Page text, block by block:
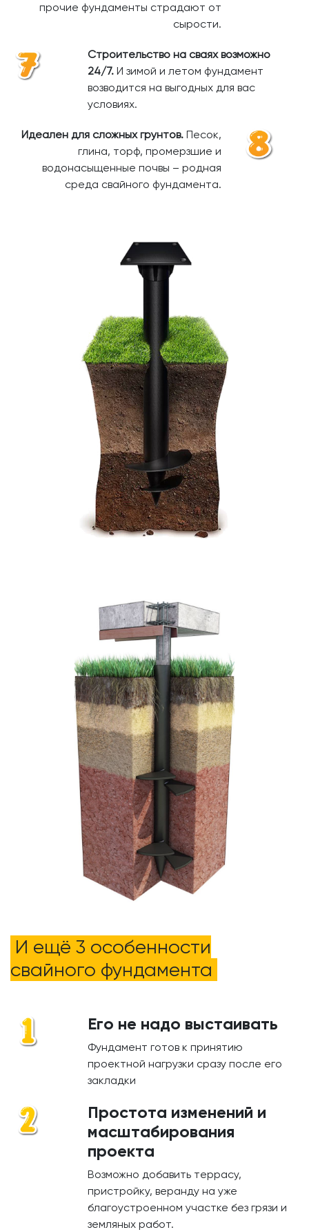
прочие фундаменты страдают от
сырости.
Строительство на сваях возможно
24/7. И зимой и летом фундамент
возводится на выгодных для вас
условиях.
Идеален для сложных грунтов. Песок,
глина, торф, промерзшие и
водонасыщенные почвы – родная
среда свайного фундамента.
И ещё 3 особенности
свайного фундамента
Его не надо выстаивать
Фундамент готов к принятию
проектной нагрузки сразу после его
закладки
Простота изменений и
масштабирования
проекта
Возможно добавить террасу,
пристройку, веранду на уже
благоустроенном участке без грязи и
земляных работ.